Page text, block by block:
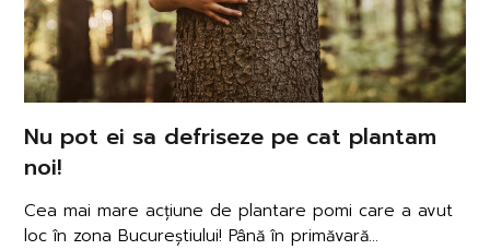
Nu pot ei sa defriseze pe cat plantam
noi!
Cea mai mare acțiune de plantare pomi care a avut
loc în zona Bucureștiului! Până în primăvară...